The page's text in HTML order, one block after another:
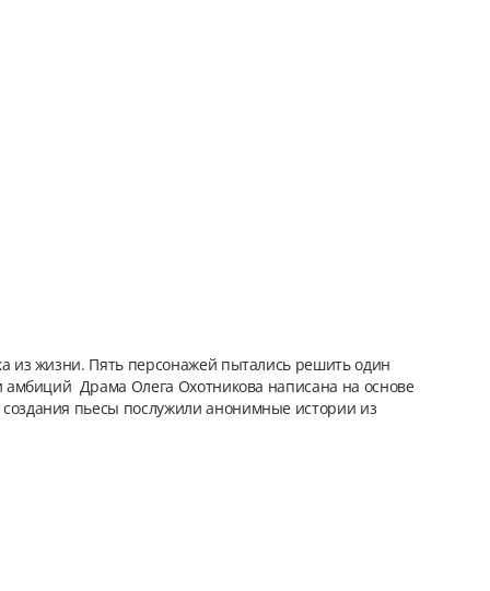
из жизни. Пять персонажей пытались решить один
амбиций Драма Олега Охотникова написана на основе
пьесы послужили анонимные истории из